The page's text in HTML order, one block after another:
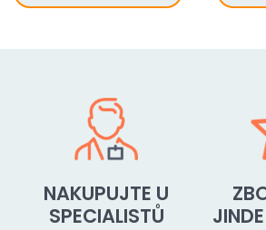
NAKUPUJTE U
SPECIALISTŮ